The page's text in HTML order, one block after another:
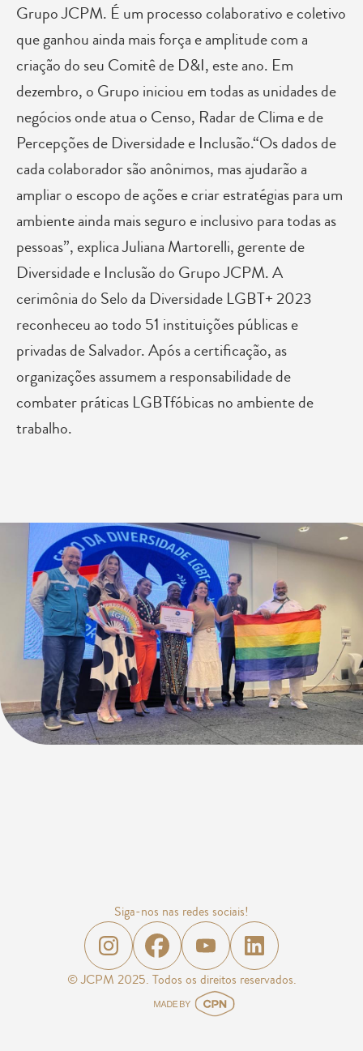
Grupo JCPM. É um processo colaborativo e coletivo
que ganhou ainda mais força e amplitude com a
criação do seu Comitê de D&I, este ano. Em
dezembro, o Grupo iniciou em todas as unidades de
negócios onde atua o Censo, Radar de Clima e de
Percepções de Diversidade e Inclusão.“Os dados de
cada colaborador são anônimos, mas ajudarão a
ampliar o escopo de ações e criar estratégias para um
ambiente ainda mais seguro e inclusivo para todas as
pessoas”, explica Juliana Martorelli, gerente de
Diversidade e Inclusão do Grupo JCPM. A
cerimônia do Selo da Diversidade LGBT+ 2023
reconheceu ao todo 51 instituições públicas e
privadas de Salvador. Após a certificação, as
organizações assumem a responsabilidade de
combater práticas LGBTfóbicas no ambiente de
trabalho.
Siga-nos nas redes sociais!
© JCPM 2025. Todos os direitos reservados.